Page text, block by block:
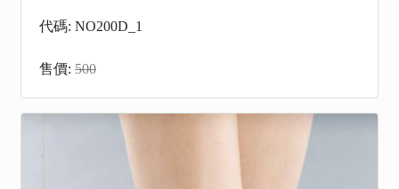
代碼: NO200D_1
售價: 500